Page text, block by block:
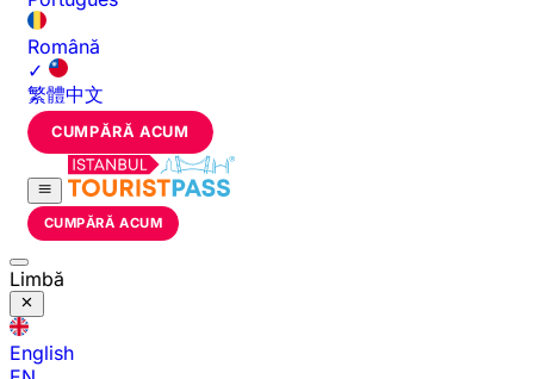
Română
✓
繁體中文
CUMPĂRĂ ACUM
CUMPĂRĂ ACUM
Limbă
English